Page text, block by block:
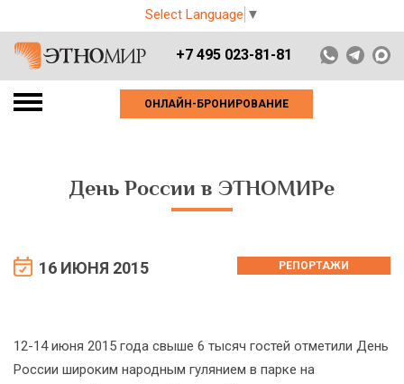
Select Language ▼
+7 495 023-81-81
ОНЛАЙН-БРОНИРОВАНИЕ
День России в ЭТНОМИРе
16 ИЮНЯ 2015 РЕПОРТАЖИ
12-14 июня 2015 года свыше 6 тысяч гостей отметили День
России широким народным гулянием в парке на